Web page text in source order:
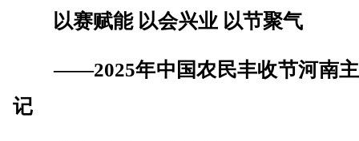
以赛赋能 以会兴业 以节聚气
——2025年中国农民丰收节河南
记